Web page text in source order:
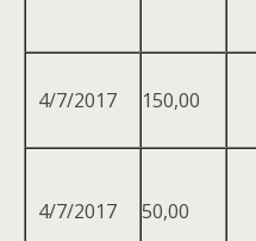
4/7/2017 150,00
4/7/2017 50,00